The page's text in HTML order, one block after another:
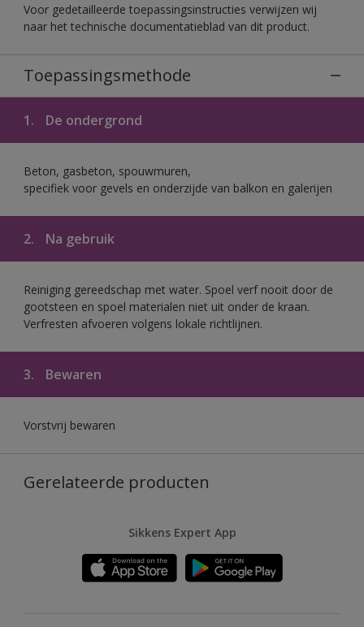
Voor gedetailleerde toepassingsinstructies verwijzen wij
naar het technische documentatieblad van dit product.
Toepassingsmethode
1. De ondergrond
Beton, gasbeton, spouwmuren,
specifiek voor gevels en onderzijde van balkon en galerijen
2. Na gebruik
Reiniging gereedschap met water. Spoel verf nooit door de
gootsteen en spoel materialen niet uit onder de kraan.
Verfresten afvoeren volgens lokale richtlijnen.
3. Bewaren
Vorstvrij bewaren
Gerelateerde producten
Sikkens Expert App